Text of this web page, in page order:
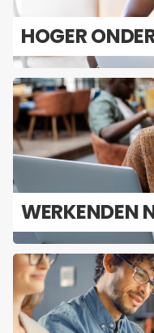
HOGER
WER­KEN­DEN